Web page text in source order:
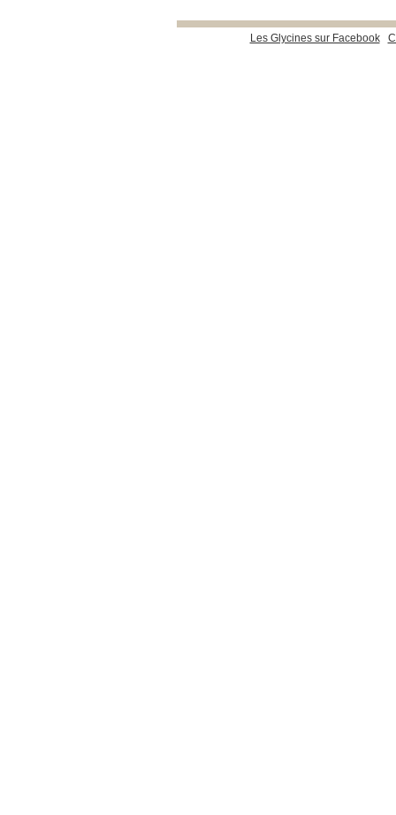
Les Glycines sur Facebook